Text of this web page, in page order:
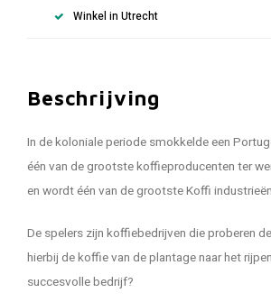
Winkel in Utrecht
Beschrijving
In de koloniale periode smokkelde een
één van de grootste koffieproducenten ter
en wordt één van de grootste Koffi
De spelers zijn koffiebedrijven die proberen
hierbij de koffie van de plantage naar het
succesvolle bedrijf?